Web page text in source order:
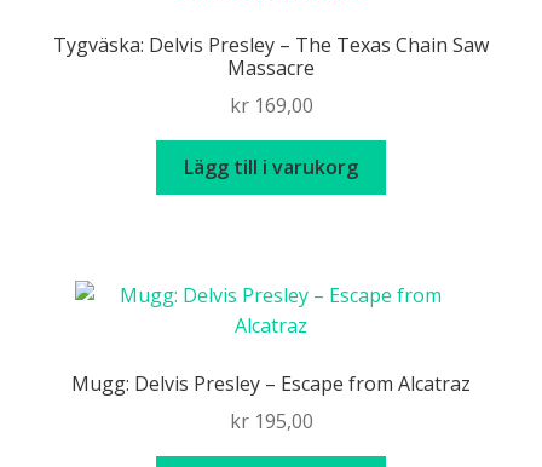
Tygväska: Delvis Presley – The Texas Chain Saw
Massacre
kr169,00
Lägg till i varukorg
Mugg: Delvis Presley – Escape from Alcatraz
kr195,00